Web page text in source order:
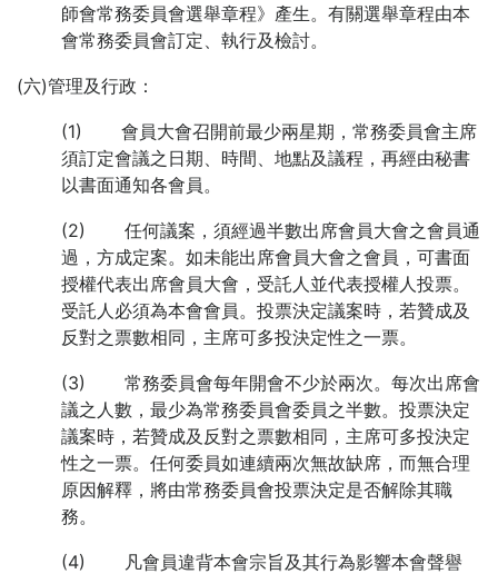
師會常務委員會選舉章程》產生。有關選舉章程由本
會常務委員會訂定、執行及檢討。
(六)管理及行政：
(1) 會員大會召開前最少兩星期，常務委員會主席
須訂定會議之日期、時間、地點及議程，再經由秘書
以書面通知各會員。
(2) 任何議案，須經過半數出席會員大會之會員通
過，方成定案。如未能出席會員大會之會員，可書面
授權代表出席會員大會，受託人並代表授權人投票。
受託人必須為本會會員。投票決定議案時，若贊成及
反對之票數相同，主席可多投決定性之一票。
(3) 常務委員會每年開會不少於兩次。每次出席會
議之人數，最少為常務委員會委員之半數。投票決定
議案時，若贊成及反對之票數相同，主席可多投決定
性之一票。任何委員如連續兩次無故缺席，而無合理
原因解釋，將由常務委員會投票決定是否解除其職
務。
(4) 凡會員違背本會宗旨及其行為影響本會聲譽